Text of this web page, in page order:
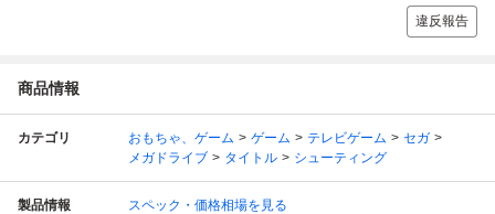
違反報告
商品情報
カテゴリ おもちゃ、ゲーム ゲーム テレビゲーム
セガ
メガドライブ
タイトル シューティング
製品情報 スペック・価格相場を見る